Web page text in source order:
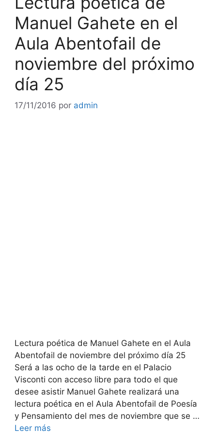
Manuel Gahete en el
Aula Abentofail de
noviembre del próximo
día 25
17/11/2016 por admin
Lectura poética de Manuel Gahete en el Aula
Abentofail de noviembre del próximo día 25
Será a las ocho de la tarde en el Palacio
Visconti con acceso libre para todo el que
desee asistir Manuel Gahete realizará una
lectura poética en el Aula Abentofail de Poesía
y Pensamiento del mes de noviembre que se …
Leer más